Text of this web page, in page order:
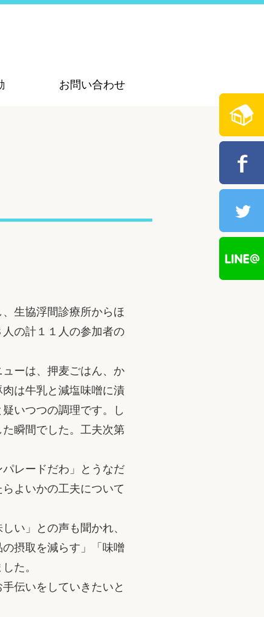
お問い合わせ
生協浮間診療所からほ
の計１１人の参加者の
ーは、押麦ごはん、か
は牛乳と減塩味噌に漬
いつつの調理です。し
瞬間でした。工夫次第
レードだわ」とうなだ
よいかの工夫について
い」との声も聞かれ、
摂取を減らす」「味噌
た。
伝いをしていきたいと